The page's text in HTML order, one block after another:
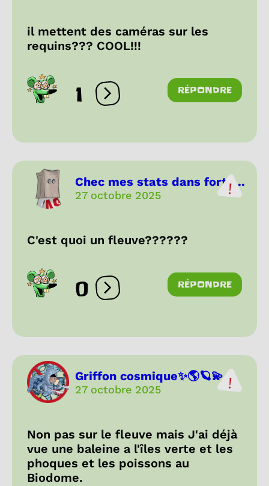
il mettent des caméras sur les
requins??? COOL!!!
1 Ouvrir les réactions
RÉPONDRE
Chec mes stats dans fortn...
27 octobre 2025
C'est quoi un fleuve??????
0 Ouvrir les réactions
RÉPONDRE
Griffon cosmique✨🌎🪐💫
27 octobre 2025
Non pas sur le fleuve mais J'ai déjà
vue une baleine a l'îles verte et les
phoques et les poissons au
Biodome.